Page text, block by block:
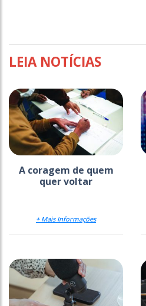
LEIA NOTÍCIAS
A coragem de quem
quer voltar
+ Mais Informações